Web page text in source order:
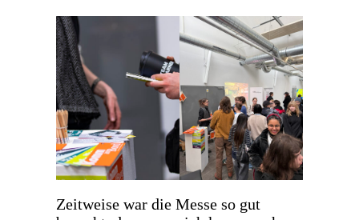
Zeitweise war die Messe so gut